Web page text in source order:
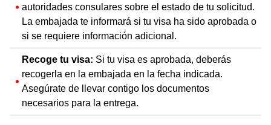
autoridades consulares sobre el estado de tu solicitud.
La embajada te informará si tu visa ha sido aprobada o
si se requiere información adicional.
Recoge tu visa: Si tu visa es aprobada, deberás
recogerla en la embajada en la fecha indicada.
Asegúrate de llevar contigo los documentos
necesarios para la entrega.